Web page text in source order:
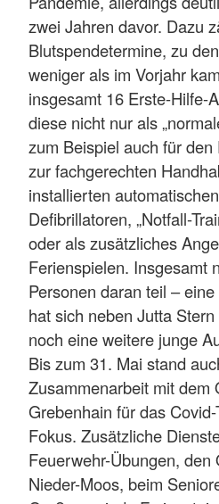
zwei Jahren davor. Dazu
Blutspendetermine, zu
weniger als im Vorjahr
insgesamt 16 Erste-Hilfe-
diese nicht nur als
zum Beispiel auch für
zur fachgerechten
installierten
Defibrillatoren, „Notfall-
oder als zusätzliches
Ferienspielen. Insgesamt
Personen daran teil –
hat sich neben Jutta
noch eine weitere junge
Bis zum 31. Mai stand
Zusammenarbeit mit dem
Grebenhain für das
Fokus. Zusätzliche
Feuerwehr-Übungen, den
Nieder-Moos, beim